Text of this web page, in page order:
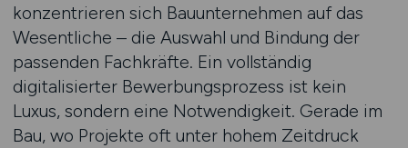
konzentrieren sich Bauunternehmen auf das
Wesentliche – die Auswahl und Bindung der
passenden Fachkräfte. Ein vollständig
digitalisierter Bewerbungsprozess ist kein
Luxus, sondern eine Notwendigkeit. Gerade im
Bau, wo Projekte oft unter hohem Zeitdruck